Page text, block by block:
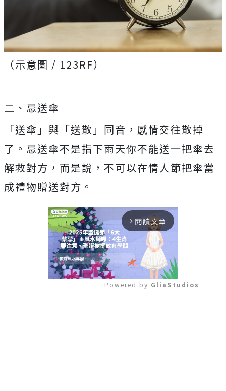
（示意圖 / 123RF）
二、忌送傘
「送傘」與「送散」同音，感情交往散掉
了。忌送傘不是指下雨天你不能送一把傘去
解救對方，而是說，不可以在情人節把傘當
成禮物贈送對方。
arrow_forward_ios 閱讀文章
Powered by GliaStudios